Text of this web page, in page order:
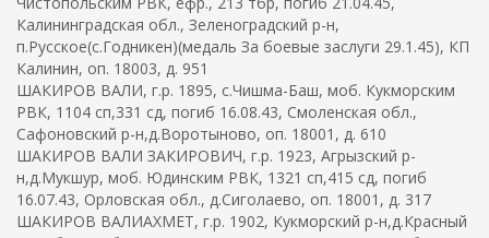
Калининградская обл., Зеленоградский р-н,
п.Русское(с.Годникен)(медаль За боевые заслуги 29.1.45), КП
Калинин, оп. 18003, д. 951
ШАКИРОВ ВАЛИ, г.р. 1895, с.Чишма-Баш, моб. Кукморским
РВК, 1104 сп,331 сд, погиб 16.08.43, Смоленская обл.,
Сафоновский р-н,д.Воротыново, оп. 18001, д. 610
ШАКИРОВ ВАЛИ ЗАКИРОВИЧ, г.р. 1923, Агрызский р-
н,д.Мукшур, моб. Юдинским РВК, 1321 сп,415 сд, погиб
16.07.43, Орловская обл., д.Сиголаево, оп. 18001, д. 317
ШАКИРОВ ВАЛИАХМЕТ, г.р. 1902, Кукморский р-н,д.Красный